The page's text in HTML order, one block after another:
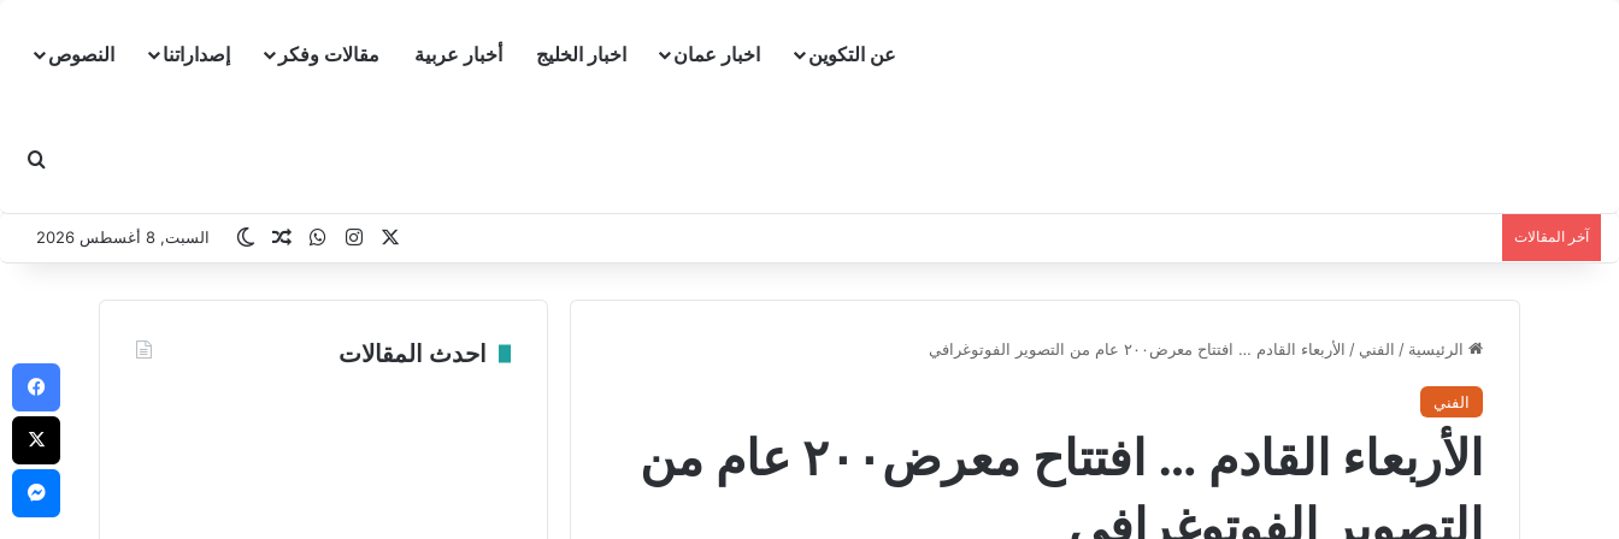
عن التكوين اخبار عمان اخبار الخليج​ أخبار عربية مقالات وفكر إصداراتنا النصوص
السبت, 8 أغسطس 2026 آخر المقالات انستقرامواتسابمقال عشوائي
الوضع المظلم
الرئيسية / الفني / الأربعاء القادم … افتتاح معرض٢٠٠ عام من التصوير الفوتوغرافي
الفني
الأربعاء القادم … افتتاح معرض٢٠٠ عام من
التصوير الفوتوغرافي
احدث المقالات